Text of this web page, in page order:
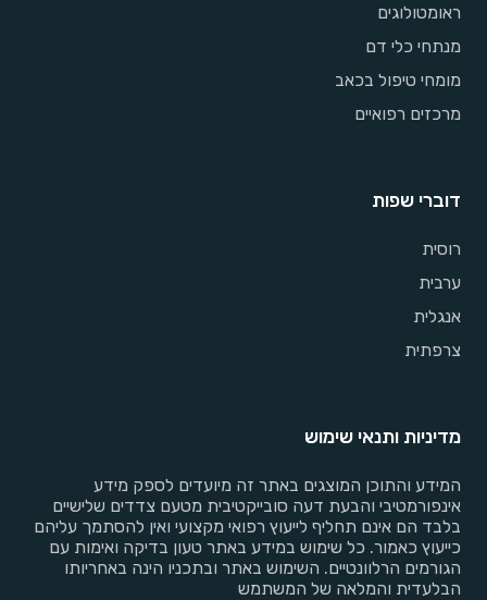
ראומטולוגים
מנתחי כלי דם
מומחי טיפול בכאב
מרכזים רפואיים
דוברי שפות
רוסית
ערבית
אנגלית
צרפתית
מדיניות ותנאי שימוש
המידע והתוכן המוצגים באתר זה מיועדים לספק מידע
אינפורמטיבי והבעת דעה סובייקטיבית מטעם צדדים שלישיים
בלבד הם אינם תחליף לייעוץ רפואי מקצועי ואין להסתמך עליהם
כייעוץ כאמור. כל שימוש במידע באתר טעון בדיקה ואימות עם
הגורמים הרלוונטיים. השימוש באתר ובתכניו הינה באחריותו
הבלעדית והמלאה של המשתמש